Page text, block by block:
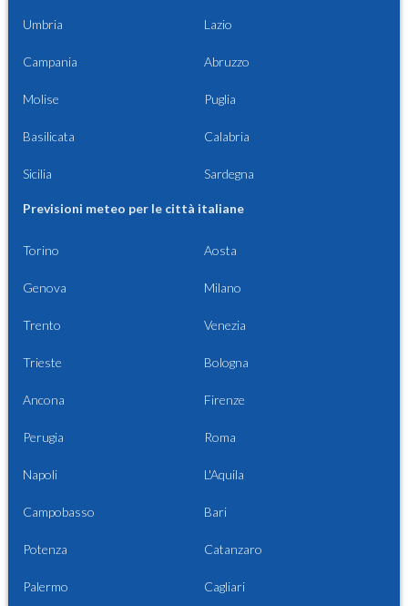
Umbria Lazio
Campania Abruzzo
Molise Puglia
Basilicata Calabria
Sicilia Sardegna
Previsioni meteo per le città italiane
Torino Aosta
Genova Milano
Trento Venezia
Trieste Bologna
Ancona Firenze
Perugia Roma
Napoli L'Aquila
Campobasso Bari
Potenza Catanzaro
Palermo Cagliari